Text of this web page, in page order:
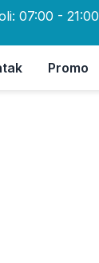
07:00 - 21:00
Promo